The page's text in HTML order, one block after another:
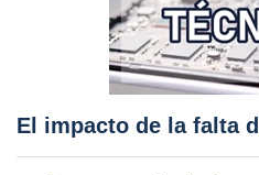
El impacto de la falta